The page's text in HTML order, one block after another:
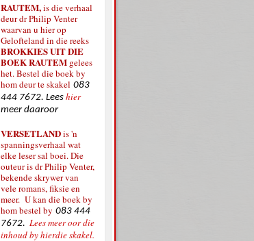
RAUTEM,is die verhaal
deur dr Philip Venter
waarvan u hier op
Gelofteland in die reeks
BROKKIES UIT DIE
BOEK RAUTEM gelees
het. Bestel die boek by
hom deur te skakel 083
444 7672. Lees hier
meer daaroor
VERSETLANDis 'n
spanningsverhaal wat
elke leser sal boei. Die
outeur is dr Philip Venter,
bekende skrywer van
vele romans, fiksie en
meer. U kan die boek by
hom bestel by 083 444
7672. Lees meer oor die
inhoud by hierdie skakel.